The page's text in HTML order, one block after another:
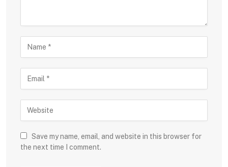
Save my name, email, and website in this browser for
the next time I comment.